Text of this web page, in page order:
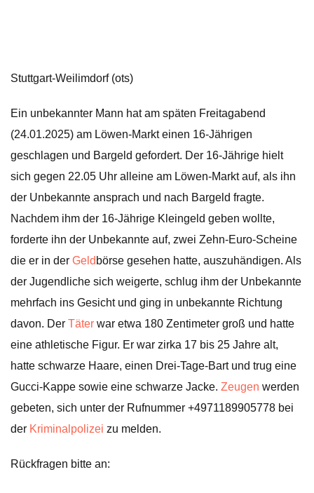
Stuttgart-Weilimdorf (ots)
Ein unbekannter Mann hat am späten Freitagabend
(24.01.2025) am Löwen-Markt einen 16-Jährigen
geschlagen und Bargeld gefordert. Der 16-Jährige hielt
sich gegen 22.05 Uhr alleine am Löwen-Markt auf, als ihn
der Unbekannte ansprach und nach Bargeld fragte.
Nachdem ihm der 16-Jährige Kleingeld geben wollte,
forderte ihn der Unbekannte auf, zwei Zehn-Euro-Scheine
die er in der Geld börse gesehen hatte, auszuhändigen. Als
der Jugendliche sich weigerte, schlug ihm der Unbekannte
mehrfach ins Gesicht und ging in unbekannte Richtung
davon. Der Täter war etwa 180 Zentimeter groß und hatte
eine athletische Figur. Er war zirka 17 bis 25 Jahre alt,
hatte schwarze Haare, einen Drei-Tage-Bart und trug eine
Gucci-Kappe sowie eine schwarze Jacke. Zeugen werden
gebeten, sich unter der Rufnummer +4971189905778 bei
der Kriminalpolizei zu melden.
Rückfragen bitte an: